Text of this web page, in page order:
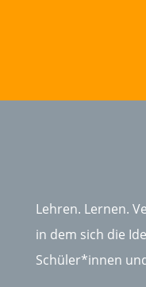
Lehren. Lernen.
in dem sich die
Schüler*innen